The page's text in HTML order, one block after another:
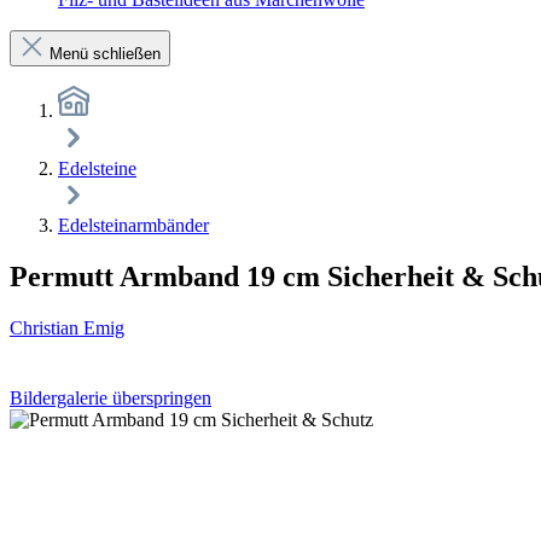
Menü schließen
Edelsteine
Edelsteinarmbänder
Permutt Armband 19 cm Sicherheit &
Christian Emig
Bildergalerie überspringen